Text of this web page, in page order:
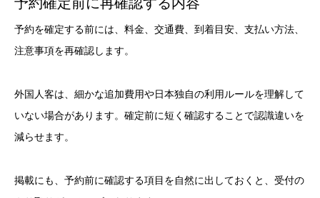
予約を確定する前には、料金、交通費、到着目安、支払い方法、
注意事項を再確認します。
外国人客は、細かな追加費用や日本独自の利用ルールを理解して
いない場合があります。確定前に短く確認することで認識違いを
減らせます。
掲載にも、予約前に確認する項目を自然に出しておくと、受付の